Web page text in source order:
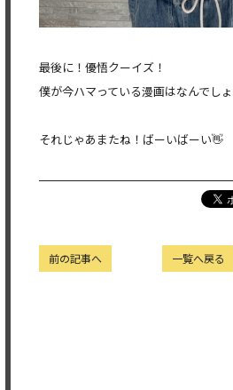
最後に！優悟クーイズ！
僕が今ハマっている漫画はなんでし
それじゃあまたね！ばーいばーい👋
一覧へ戻る
前の記事へ